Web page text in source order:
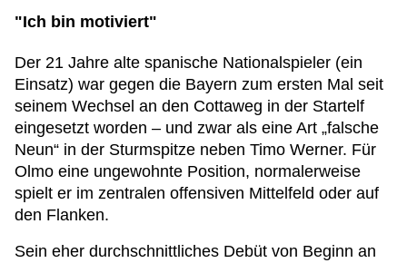
"Ich bin motiviert"
Der 21 Jahre alte spanische Nationalspieler (ein
Einsatz) war gegen die Bayern zum ersten Mal seit
seinem Wechsel an den Cottaweg in der Startelf
eingesetzt worden – und zwar als eine Art „falsche
Neun“ in der Sturmspitze neben Timo Werner. Für
Olmo eine ungewohnte Position, normalerweise
spielt er im zentralen offensiven Mittelfeld oder auf
den Flanken.
Sein eher durchschnittliches Debüt von Beginn an